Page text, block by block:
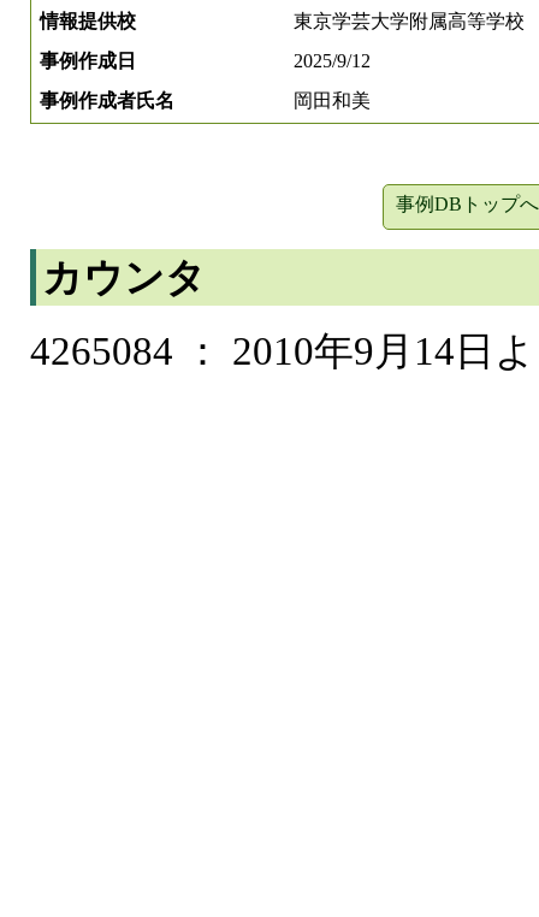
情報提供校
東京学芸大学附属高等学校
事例作成日
2025/9/12
事例作成者氏名
岡田和美
事例DBトップへ
カウンタ
4265084 ： 2010年9月14日